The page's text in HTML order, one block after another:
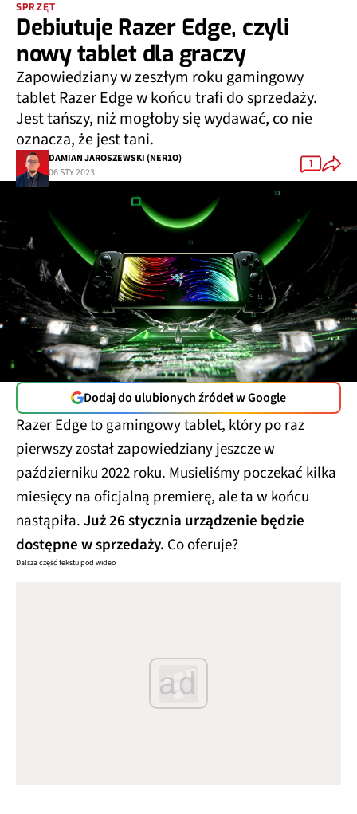
SPRZĘT
Debiutuje Razer Edge, czyli
nowy tablet dla graczy
Zapowiedziany w zeszłym roku gamingowy
tablet Razer Edge w końcu trafi do sprzedaży.
Jest tańszy, niż mogłoby się wydawać, co nie
oznacza, że jest tani.
DAMIAN JAROSZEWSKI (NER1O)
06 STY 2023
1
Dodaj do ulubionych źródeł w Google
Razer Edge to gamingowy tablet, który po raz
pierwszy został zapowiedziany jeszcze w
październiku 2022 roku. Musieliśmy poczekać kilka
miesięcy na oficjalną premierę, ale ta w końcu
nastąpiła.Już 26 stycznia urządzenie będzie
dostępne w sprzedaży. Co oferuje?
Dalsza część tekstu pod wideo
ad